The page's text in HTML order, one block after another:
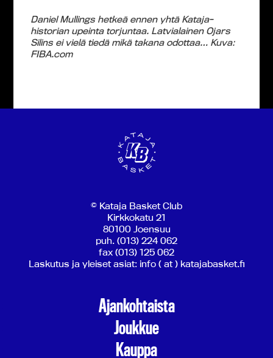
Daniel Mullings hetkeä ennen yhtä Kataja-
historian upeinta torjuntaa. Latvialainen Ojars
Silins ei vielä tiedä mikä takana odottaa… Kuva:
FIBA.com
© Kataja Basket Club
Kirkkokatu 21
80100 Joensuu
puh. (013) 224 062
fax (013) 125 062
Laskutus ja yleiset asiat: info ( at ) katajabasket.fi
Ajankohtaista
Joukkue
Kauppa